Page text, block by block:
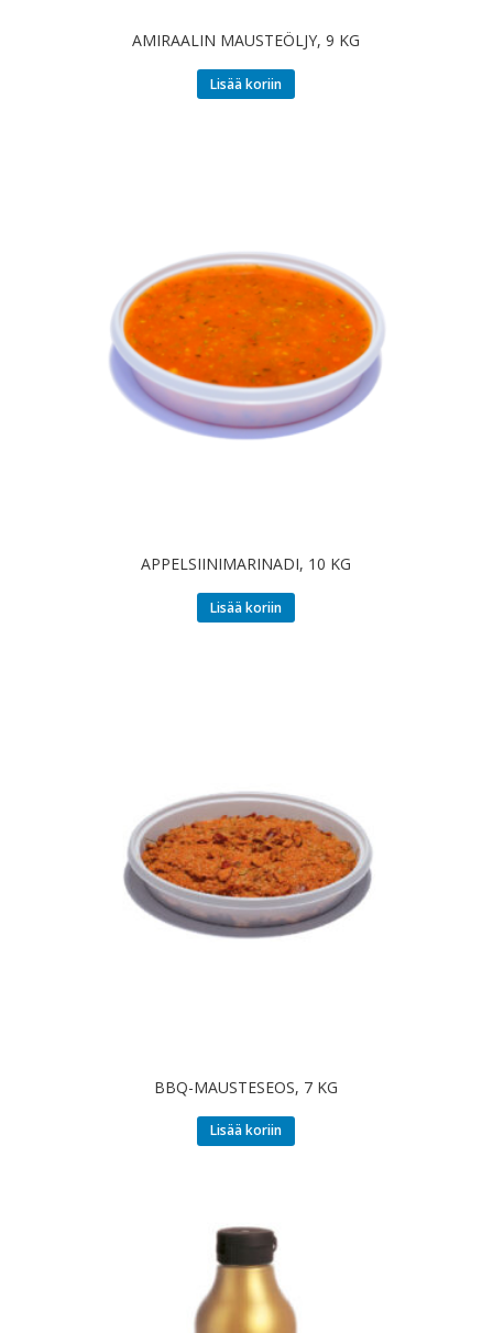
AMIRAALIN MAUSTEÖLJY, 9 KG
Lisää koriin
APPELSIINIMARINADI, 10 KG
Lisää koriin
BBQ-MAUSTESEOS, 7 KG
Lisää koriin